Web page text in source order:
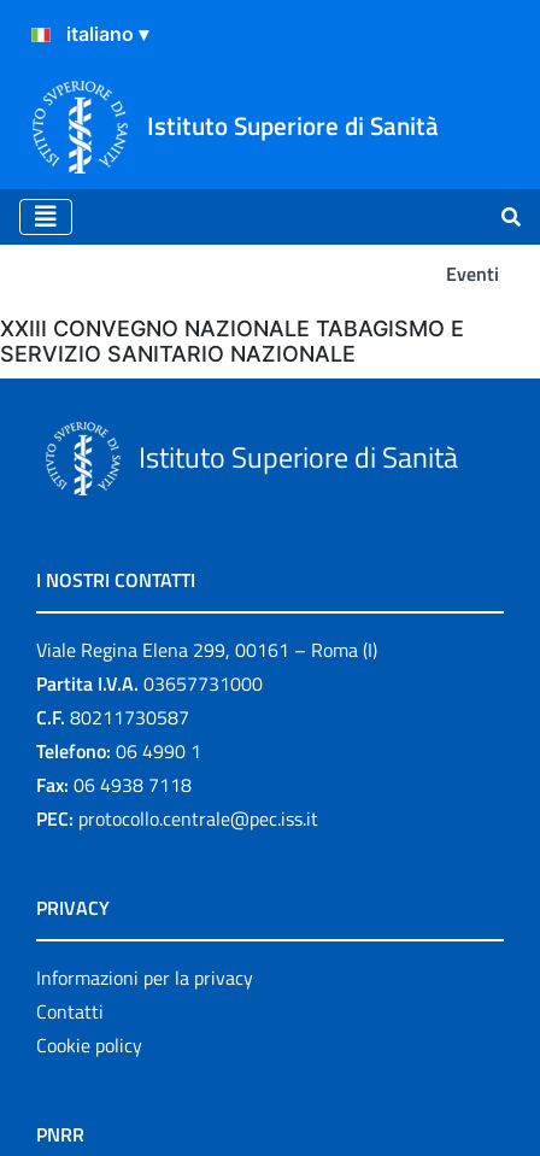
Istituto Superiore di Sanità
Eventi
Eventi
XXIII CONVEGNO NAZIONALE TABAGISMO E
SERVIZIO SANITARIO NAZIONALE
Istituto Superiore di Sanità
I NOSTRI CONTATTI
Viale Regina Elena 299, 00161 – Roma (I)
Partita I.V.A. 03657731000
C.F. 80211730587
Telefono: 06 4990 1
Fax: 06 4938 7118
PEC: protocollo.centrale@pec.iss.it
PRIVACY
Informazioni per la privacy
Contatti
Cookie policy
PNRR